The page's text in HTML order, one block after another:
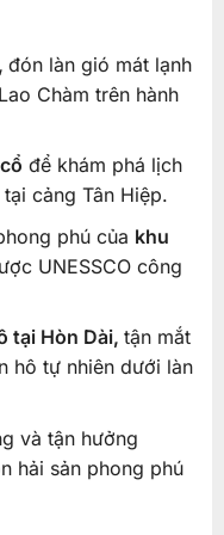
đón làn gió mát lạnh
Chàm trên hành
để khám phá lịch
cảng Tân Hiệp.
phú của khu
UNESSCO công
tại Hòn Dài, tận mắt
hô tự nhiên dưới làn
và tận hưởng
hải sản phong phú